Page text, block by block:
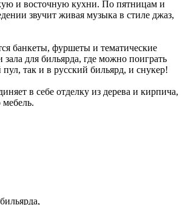
и восточную кухни. По пятницам и
звучит живая музыка в стиле джаз,
банкеты, фуршеты и тематические
зала для бильярда, где можно поиграть
так и в русский бильярд, и снукер!
в себе отделку из дерева и кирпича,